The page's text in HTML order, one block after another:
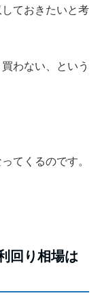
ておきたいと考
わない、という
てくるのです。
回り相場は